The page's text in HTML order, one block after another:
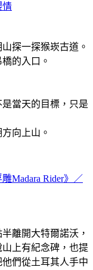
情
探一探猴崁古道。
的入口。
當天的目標，只是
向上山。
Madara Rider》／
離開大特爾諾沃，
上有紀念碑，也提
們從土耳其人手中